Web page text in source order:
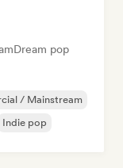
Dream pop
/ Mainstream
Indie pop